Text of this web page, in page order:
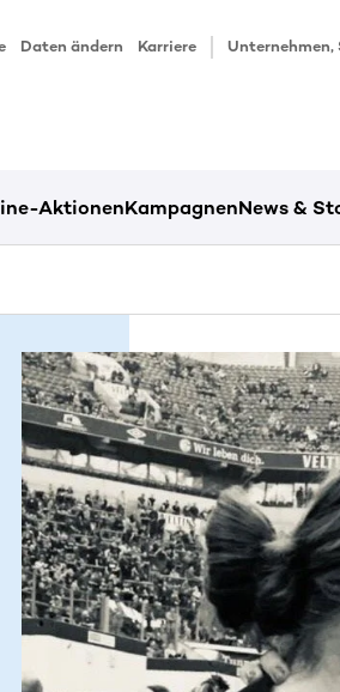
Daten ändern Karriere Unternehmen,
AktionenKampagnenNews &